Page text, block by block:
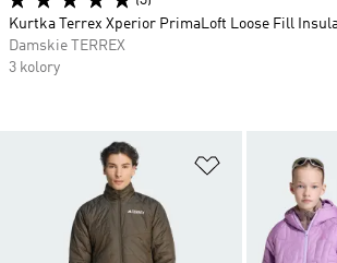
Dodaj do listy
Kurtka Terrex Xperior PrimaLoft Loose Fill
Damskie TERREX
3 kolory